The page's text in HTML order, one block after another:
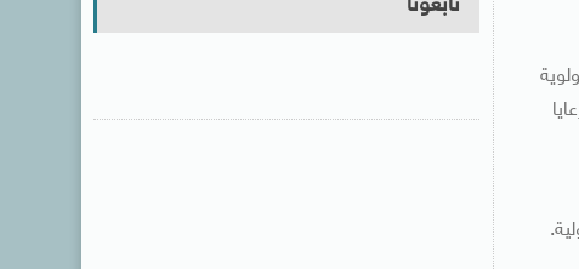
تابعونا